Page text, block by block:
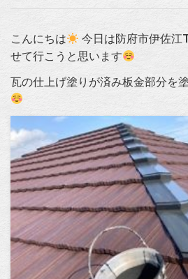
こんにちは
今日は防府市伊佐江
せて行こうと思います
瓦の仕上げ塗りが済み板金部分を